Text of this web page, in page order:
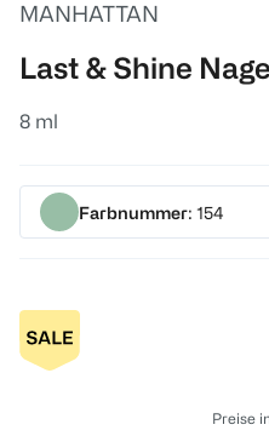
MANHATTAN
Last & Shine
8 ml
Farbnummer: 154
Preise